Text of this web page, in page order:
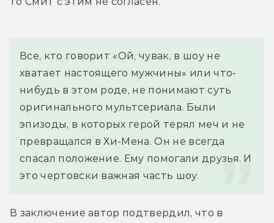
Все, кто говорит «Ой, чувак, в шоу не
хватает настоящего мужчины» или что-
нибудь в этом роде, не понимают суть
оригинального мультсериала. Были
эпизоды, в которых герой терял меч и не
превращался в Хи-Мена. Он не всегда
спасал положение. Ему помогали друзья. И
это чертовски важная часть шоу.
В заключение автор подтвердил, что в